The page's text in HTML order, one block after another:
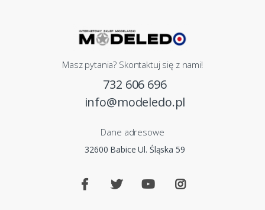
Masz pytania? Skontaktuj się z nami!
732 606 696
info@modeledo.pl
Dane adresowe
32600 Babice Ul. Śląska 59